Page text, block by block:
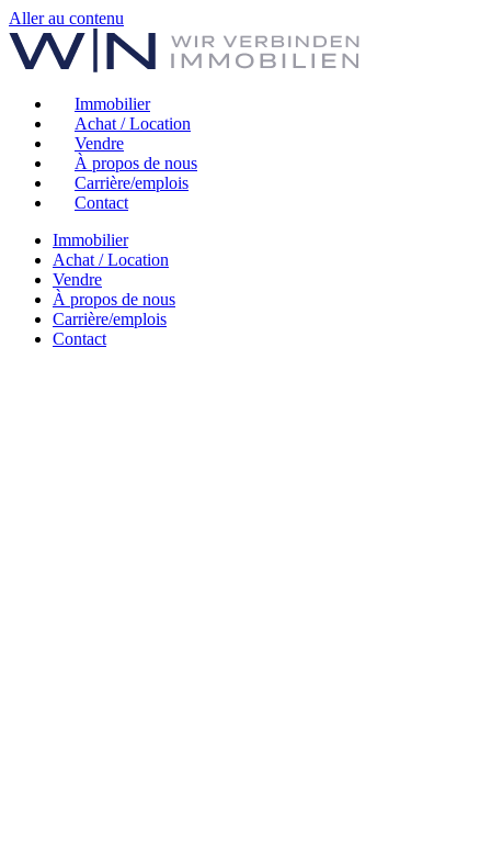
Aller au contenu
Immobilier
Achat / Location
Vendre
À propos de nous
Carrière/emplois
Contact
Immobilier
Achat / Location
Vendre
À propos de nous
Carrière/emplois
Contact